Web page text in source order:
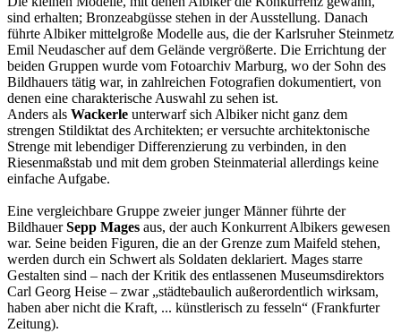
sind erhalten; Bronzeabgüsse stehen in der Ausstellung. Danach
führte Albiker mittelgroße Modelle aus, die der Karlsruher Steinmetz
Emil Neudascher auf dem Gelände vergrößerte. Die Errichtung der
beiden Gruppen wurde vom Fotoarchiv Marburg, wo der Sohn des
Bildhauers tätig war, in zahlreichen Fotografien dokumentiert, von
denen eine charakterische Auswahl zu sehen ist.
Anders als Wackerle unterwarf sich Albiker nicht ganz dem
strengen Stildiktat des Architekten; er versuchte architektonische
Strenge mit lebendiger Differenzierung zu verbinden, in den
Riesenmaßstab und mit dem groben Steinmaterial allerdings keine
einfache Aufgabe.
Eine vergleichbare Gruppe zweier junger Männer führte der
BildhauerSepp Mages aus, der auch Konkurrent Albikers gewesen
war. Seine beiden Figuren, die an der Grenze zum Maifeld stehen,
werden durch ein Schwert als Soldaten deklariert. Mages starre
Gestalten sind – nach der Kritik des entlassenen Museumsdirektors
Carl Georg Heise – zwar „städtebaulich außerordentlich wirksam,
haben aber nicht die Kraft, ... künstlerisch zu fesseln“ (Frankfurter
Zeitung).